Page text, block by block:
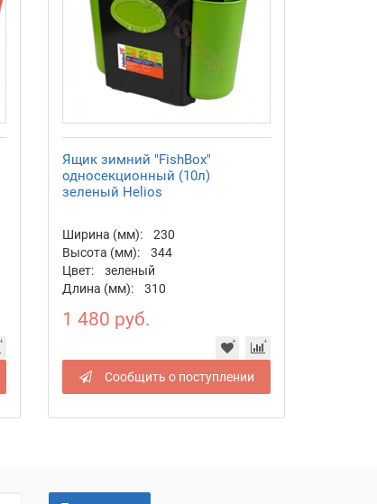
Ящик зимний "FishBox"
односекционный (10л)
зеленый Helios
Ширина (мм):
230
Высота (мм):
344
Цвет:
зеленый
Длина (мм):
310
1 480 руб.
Сообщить о поступлении